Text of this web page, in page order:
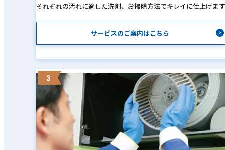
それぞれの汚れに適した洗剤、お掃除方法でキレイに仕上げま
サービスのご案内はこちら
3